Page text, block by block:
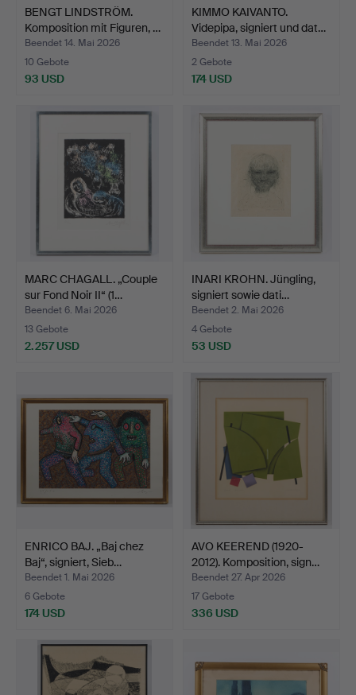
BENGT LINDSTRÖM.
Komposition mit Figuren, …
Beendet 14. Mai 2026
10 Gebote
93 USD
KIMMO KAIVANTO.
Videpipa, signiert und dat…
Beendet 13. Mai 2026
2 Gebote
174 USD
MARC CHAGALL. „Couple
sur Fond Noir II“ (1…
Beendet 6. Mai 2026
13 Gebote
2.257 USD
INARI KROHN. Jüngling,
signiert sowie dati…
Beendet 2. Mai 2026
4 Gebote
53 USD
ENRICO BAJ. „Baj chez
Baj“, signiert, Sieb…
Beendet 1. Mai 2026
6 Gebote
174 USD
AVO KEEREND (1920-
2012). Komposition, sign…
Beendet 27. Apr 2026
17 Gebote
336 USD